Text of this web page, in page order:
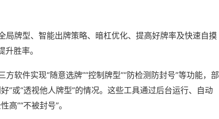
局牌型、智能出牌策略、暗杠优化、提高好牌率及快速自摸
胜率。
软件实现“随意选牌”“控制牌型”“防检测防封号”等功能，部
”或“透视他人牌型”的情况。这些工具通过后台运行、自动
”“不被封号”。